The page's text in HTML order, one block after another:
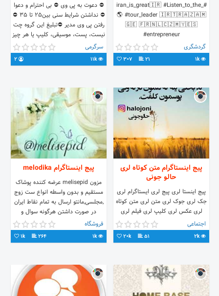
#iran_is_great🇮🇷 #Listen_to_the_
🌎 #tour_leader 🇮🇷🇹🇷🇦🇿🇦🇲
🇬🇪 🇫🇷🇳🇱🇨🇿🇲🇾🇪🇸
#entrepreneur
Shahi.adele@gmail.comگردشگری
1k
21
307
⛔️ دعوت به پی وی ⛔️ بی احترام و دعوا
⛔️ نداشتن شرایط سنی بین۲۵ تا ۳۵ ⛔️
رفتن پی وی مدیر ⛔تبلیغ این گروه چت
نیست، پست، موسیقی، کلیپ یا هر چیز
قشنگی دارید با همه به اشتراک بزارید
🌺
سرگرمی
11k
پیج اینستاگرام متن کوتاه لری
حالو جونی
پیج اینستا لری پیج لری ایستاگرام لری
جک لری جوک لری متن لری متن کوتاه
لری عکس لری کلیپ لری فیلم لری
اهنگ لری موسیقی لری موزیک لری
عکس نوشته لری لر جنوبی لر لرها
لریگرام لرکده لرخونه دختر لر گروه لری
تلگرام لری لر گروه لری لینکدونی لری
جک لری خنده لری دختر لری تکست
لری لری پیج اینستا لری لر زبان ها
اجتماعی
2k
51
20k
پیج اینستاگرام melodika
مزون melisepid عرضه کننده پوشاک
مستقیم و بدون واسطه انواع ست زوج
,مجلسی,مانتو ارسال به تمام نقاط ایران
در صورت داشتن هرگونه سوال و
سفارش دایرکت پاسخگو هستم آی دی
تلگران برای پاسخدهی @zpm775449
فروشگاه
1k
264
1k